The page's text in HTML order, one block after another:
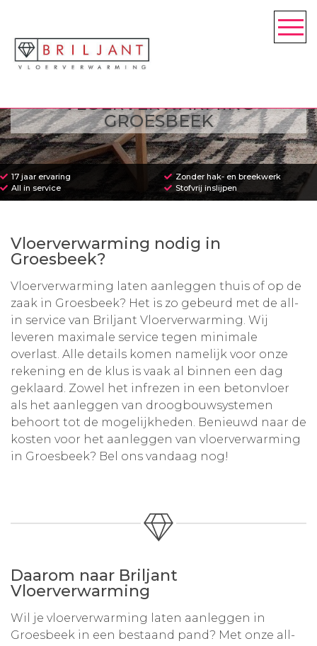
VLOERVERWARMING
GROESBEEK
17 jaar ervaring
All in service
Zonder hak- en breekwerk
Stofvrij inslijpen
Vloerverwarming nodig in
Groesbeek?
Vloerverwarming laten aanleggen thuis of op de
zaak in Groesbeek? Het is zo gebeurd met de all-
in service van Briljant Vloerverwarming. Wij
leveren maximale service tegen minimale
overlast. Alle details komen namelijk voor onze
rekening en de klus is vaak al binnen een dag
geklaard. Zowel het infrezen in een betonvloer
als het aanleggen van droogbouwsystemen
behoort tot de mogelijkheden. Benieuwd naar de
kosten voor het aanleggen van vloerverwarming
in Groesbeek? Bel ons vandaag nog!
Daarom naar Briljant
Vloerverwarming
Wil je vloerverwarming laten aanleggen in
Groesbeek in een bestaand pand? Met onze all-